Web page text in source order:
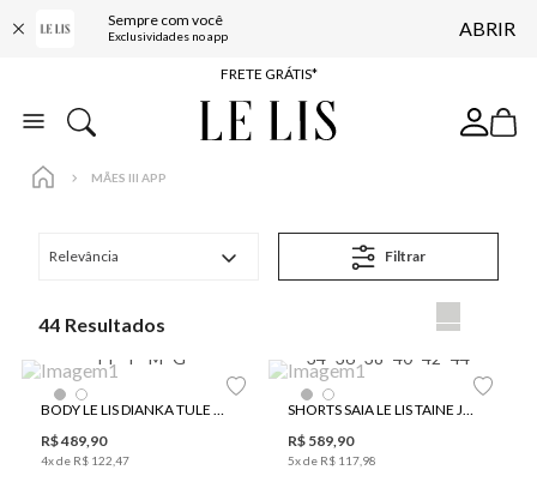
Sempre com você
Exclusividades no app ABRIR
ENTREGA EXPRESSA*
FRETE GRÁTIS*
BAIXE O APP
MÃES III APP
Relevância Filtrar
44
PP P M G
BODY LE LIS DIANKA TULE FEMININO
R$489,90
4x de R$ 122 47
34 36 38 40 42 44
SHORTS SAIA LE LIS TAINE JEANS FEMININO
R$ 589,90
5x de R$ 117 98